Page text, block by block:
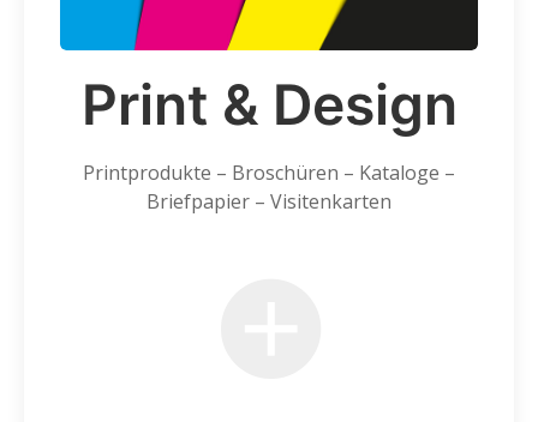
Print & Design
Printprodukte – Broschüren – Kataloge –
Briefpapier – Visitenkarten